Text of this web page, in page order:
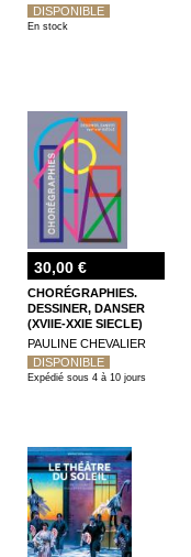
DISPONIBLE
En stock
30,00 €
CHORÉGRAPHIES.
DESSINER, DANSER
(XVIIE-XXIE SIECLE)
PAULINE CHEVALIER
DISPONIBLE
Expédié sous 4 à 10 jours